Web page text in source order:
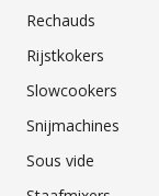
Rechauds
Rijstkokers
Slowcookers
Snijmachines
Sous vide